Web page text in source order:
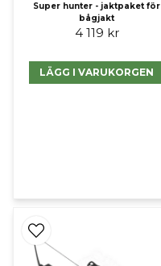
Super hunter - jaktpaket för
bågjakt
4 119 kr
LÄGG I VARUKORGEN